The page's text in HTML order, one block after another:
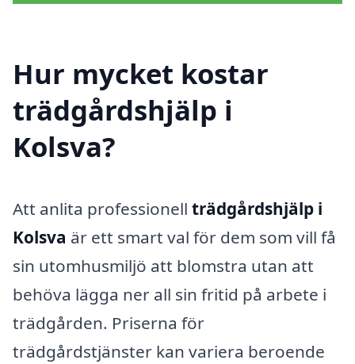
Hur mycket kostar
trädgårdshjälp i
Kolsva?
Att anlita professionell trädgårdshjälp i
Kolsva är ett smart val för dem som vill få
sin utomhusmiljö att blomstra utan att
behöva lägga ner all sin fritid på arbete i
trädgården. Priserna för
trädgårdstjänster kan variera beroende